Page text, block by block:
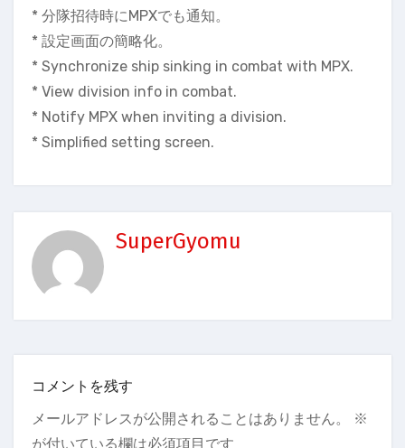
* 分隊招待時にMPXでも通知。
* 設定画面の簡略化。
* Synchronize ship sinking in combat with MPX.
* View division info in combat.
* Notify MPX when inviting a division.
* Simplified setting screen.
SuperGyomu
コメントを残す
メールアドレスが公開されることはありません。
※
が付いている欄は必須項目です